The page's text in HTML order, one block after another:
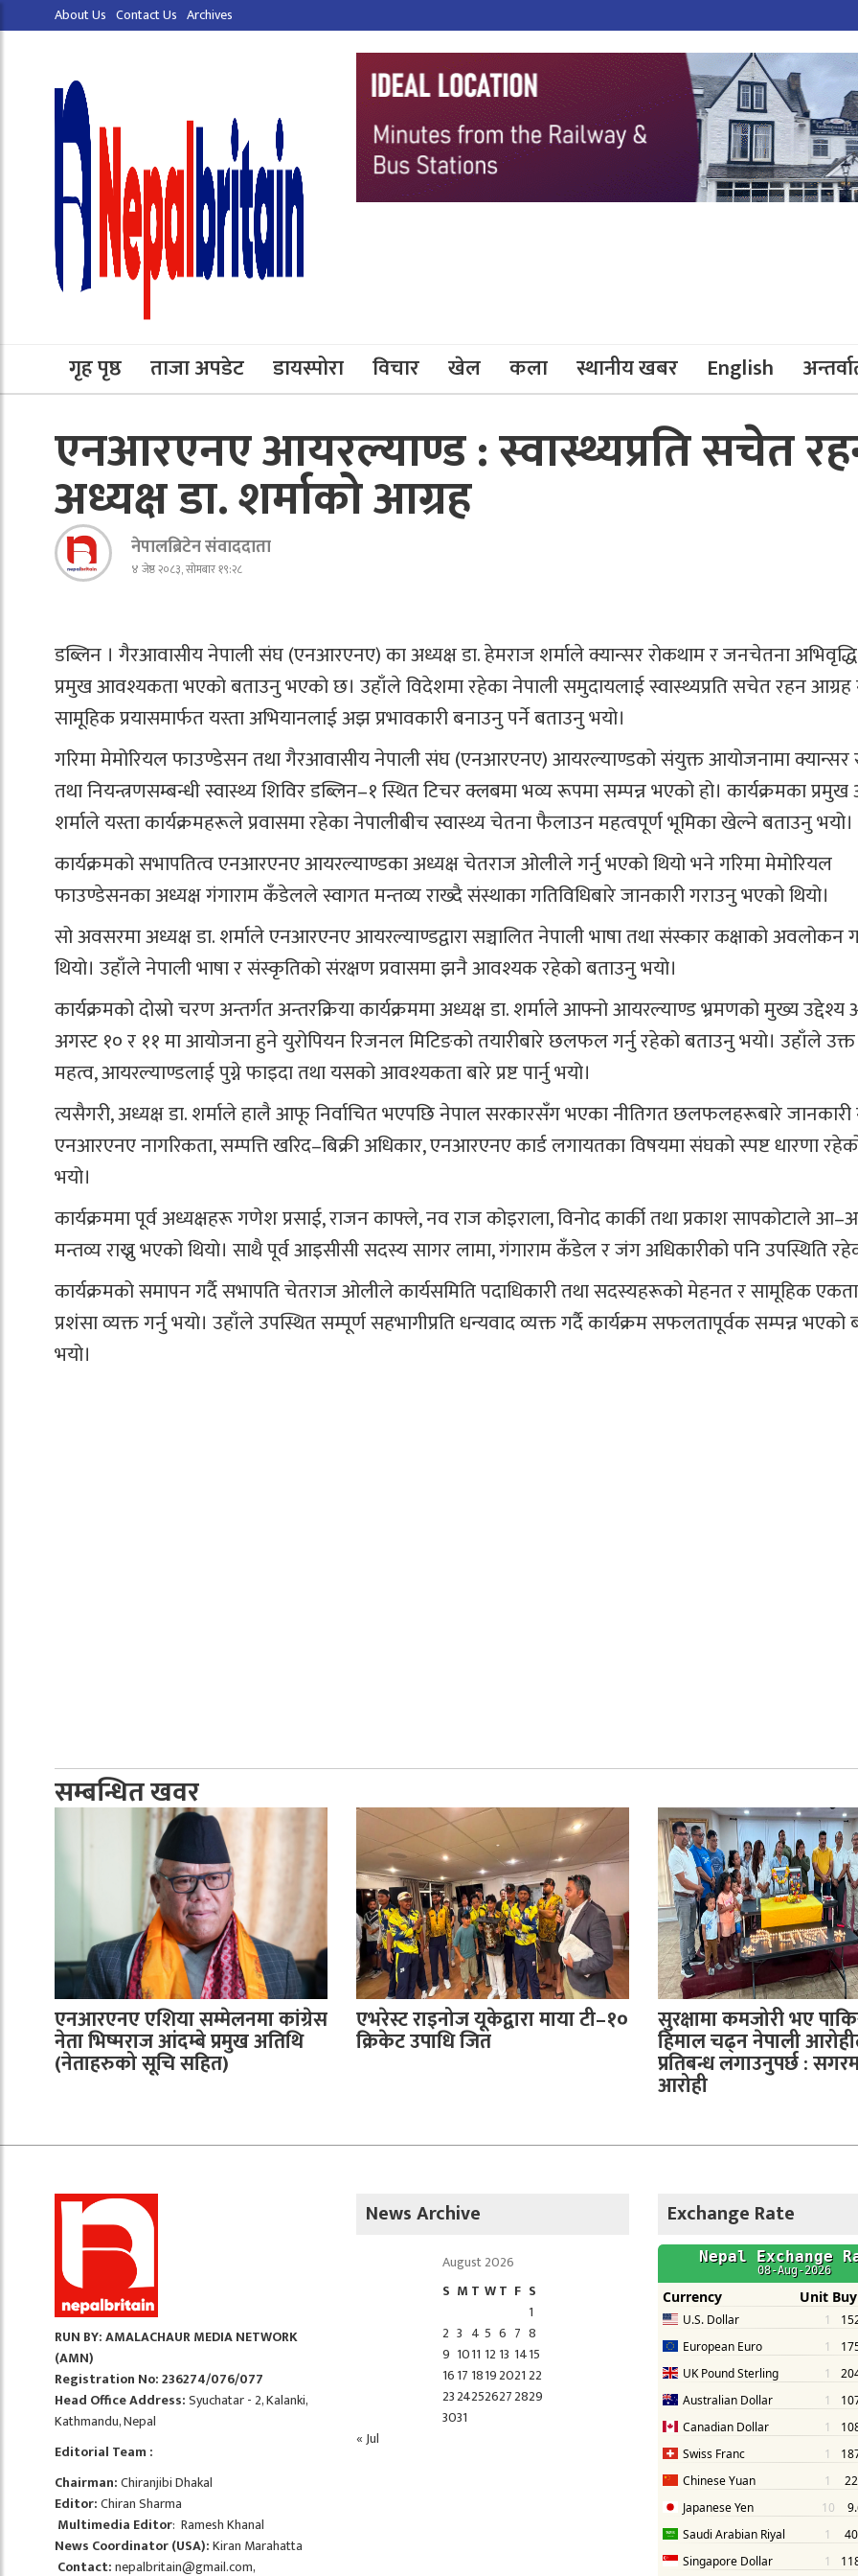
About Us Contact Us Archives
गृह पृष्ठ ताजा अपडेट डायस्पोरा विचार खेल कला स्थानीय खबर English
एनआरएनए आयरल्याण्ड : स्वास्थ्यप्रति सचेत
अध्यक्ष डा. शर्माको आग्रह
नेपालब्रिटेन संवाददाता
४ जेष्ठ २०८३, सोमबार १९:२८
डब्लिन । गैरआवासीय नेपाली संघ (एनआरएनए) का अध्यक्ष डा. हेमराज शर्माले क्यान्सर रोकथाम र जनचेतना
प्रमुख आवश्यकता भएको बताउनु भएको छ। उहाँले विदेशमा रहेका नेपाली समुदायलाई स्वास्थ्यप्रति सचेत रहन आग्रह
सामूहिक प्रयासमार्फत यस्ता अभियानलाई अझ प्रभावकारी बनाउनु पर्ने बताउनु भयो।
गरिमा मेमोरियल फाउण्डेसन तथा गैरआवासीय नेपाली संघ (एनआरएनए) आयरल्याण्डको संयुक्त आयोजनामा क्यान्सर
तथा नियन्त्रणसम्बन्धी स्वास्थ्य शिविर डब्लिन–१ स्थित टिचर क्लबमा भव्य रूपमा सम्पन्न भएको हो। कार्यक्रमका प्रमुख
शर्माले यस्ता कार्यक्रमहरूले प्रवासमा रहेका नेपालीबीच स्वास्थ्य चेतना फैलाउन महत्वपूर्ण भूमिका खेल्ने बताउनु भयो।
कार्यक्रमको सभापतित्व एनआरएनए आयरल्याण्डका अध्यक्ष चेतराज ओलीले गर्नु भएको थियो भने गरिमा मेमोरियल
फाउण्डेसनका अध्यक्ष गंगाराम कँडेलले स्वागत मन्तव्य राख्दै संस्थाका गतिविधिबारे जानकारी गराउनु भएको थियो।
सो अवसरमा अध्यक्ष डा. शर्माले एनआरएनए आयरल्याण्डद्वारा सञ्चालित नेपाली भाषा तथा संस्कार कक्षाको अवलोकन
थियो। उहाँले नेपाली भाषा र संस्कृतिको संरक्षण प्रवासमा झनै आवश्यक रहेको बताउनु भयो।
कार्यक्रमको दोस्रो चरण अन्तर्गत अन्तरक्रिया कार्यक्रममा अध्यक्ष डा. शर्माले आफ्नो आयरल्याण्ड भ्रमणको मुख्य उद्देश्य
अगस्ट १० र ११ मा आयोजना हुने युरोपियन रिजनल मिटिङको तयारीबारे छलफल गर्नु रहेको बताउनु भयो। उहाँले
महत्व, आयरल्याण्डलाई पुग्ने फाइदा तथा यसको आवश्यकता बारे प्रष्ट पार्नु भयो।
त्यसैगरी, अध्यक्ष डा. शर्माले हालै आफू निर्वाचित भएपछि नेपाल सरकारसँग भएका नीतिगत छलफलहरूबारे जानकारी
एनआरएनए नागरिकता, सम्पत्ति खरिद–बिक्री अधिकार, एनआरएनए कार्ड लगायतका विषयमा संघको स्पष्ट धारणा
भयो।
कार्यक्रममा पूर्व अध्यक्षहरू गणेश प्रसाई, राजन काफ्ले, नव राज कोइराला, विनोद कार्की तथा प्रकाश सापकोटाले
मन्तव्य राख्नु भएको थियो। साथै पूर्व आइसीसी सदस्य सागर लामा, गंगाराम कँडेल र जंग अधिकारीको पनि उपस्थिति
कार्यक्रमको समापन गर्दै सभापति चेतराज ओलीले कार्यसमिति पदाधिकारी तथा सदस्यहरूको मेहनत र सामूहिक
प्रशंसा व्यक्त गर्नु भयो। उहाँले उपस्थित सम्पूर्ण सहभागीप्रति धन्यवाद व्यक्त गर्दै कार्यक्रम सफलतापूर्वक सम्पन्न भएको
भयो।
सम्बन्धित खवर
एनआरएनए एशिया सम्मेलनमा कांग्रेस
नेता भिष्मराज आंदम्बे प्रमुख अतिथि
(नेताहरुको सूचि सहित)
एभरेस्ट राइनोज यूकेद्वारा माया टी–१०
क्रिकेट उपाधि जित
सुरक्षामा कमजोरी भए
हिमाल चढ्न नेपाली
प्रतिबन्ध लगाउनुपर्छ :
आरोही
RUN BY: AMALACHAUR MEDIA NETWORK
(AMN)
Registration No: 236274/076/077
Head Office Address:Syuchatar - 2, Kalanki,
Kathmandu, Nepal
Editorial Team :
Chairman:Chiranjibi Dhakal
Editor:Chiran Sharma
Multimedia Editor: Ramesh Khanal
News Coordinator (USA):Kiran Marahatta
Contact:nepalbritain@gmail.com,
News Archive
August 2026
S M T WT F S
1
2 3 4 5 6 7 8
9 1011 12 13 1415
1617 1819202122
23242526272829
3031
« Jul
Exchange Rate